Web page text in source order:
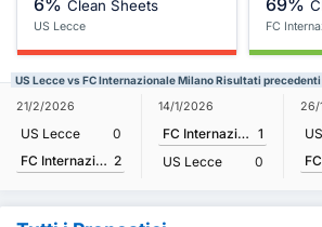
6% Clean Sheets
US Lecce
69%
FC
US Lecce vs FC Internazionale Milano Risultati precedenti
21/2/2026
US Lecce
0
FC Internazionale Milano 2
14/1/2026
FC Internazionale Milano 1
US Lecce
0
26/